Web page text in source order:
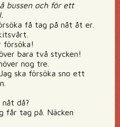
bussen och för ett
få tag på nåt åt er.
försöka!
bara två stycken!
nog tre.
ska försöka sno ett
då?
får tag på. Näcken